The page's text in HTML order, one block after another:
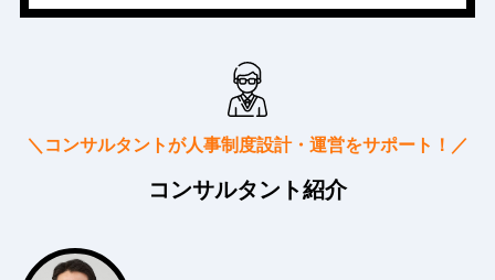
＼コンサルタントが人事制度設計・運営をサポート！／
コンサルタント紹介